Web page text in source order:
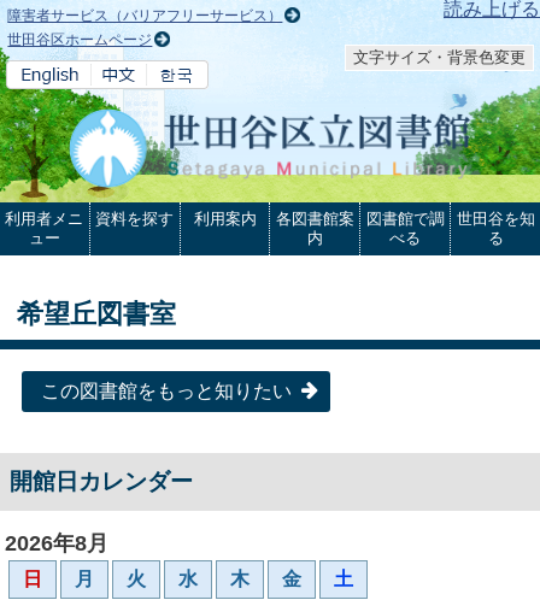
本文へ 読み上げる
障害者サービス（バリアフリーサービス）
世田谷区ホームページ
文字サイズ・背景色変更
利用者メニ
ュー
資料を探す 利用案内
各図書館案
内
図書館で調
べる
世田谷を知
る
希望丘図書室
この図書館をもっと知りたい
開館日カレンダー
2026年8月
日 月 火 水 木 金 土